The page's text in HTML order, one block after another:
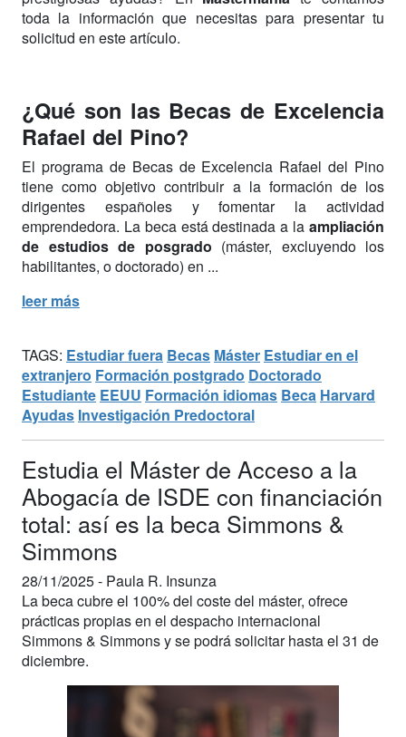
toda la información que necesitas para presentar tu
solicitud en este artículo.
¿Qué son las Becas de Excelencia
Rafael del Pino?
El programa de Becas de Excelencia Rafael del Pino
tiene como objetivo contribuir a la formación de los
dirigentes españoles y fomentar la actividad
emprendedora. La beca está destinada a la ampliación
de estudios de posgrado (máster, excluyendo los
habilitantes, o doctorado) en ...
leer más
TAGS: Estudiar fuera Becas Máster Estudiar en el
extranjero Formación postgrado Doctorado
Estudiante EEUU Formación idiomas Beca Harvard
Ayudas Investigación Predoctoral
Estudia el Máster de Acceso a la
Abogacía de ISDE con financiación
total: así es la beca Simmons &
Simmons
28/11/2025 - Paula R. Insunza
La beca cubre el 100% del coste del máster, ofrece
prácticas propias en el despacho internacional
Simmons & Simmons y se podrá solicitar hasta el 31 de
diciembre.